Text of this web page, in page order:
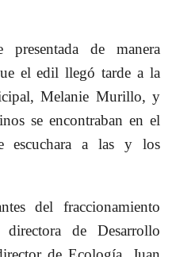
de manera
el edil llegó tarde a la
Melanie Murillo, y
se encontraban en el
escuchara a las y los
del fraccionamiento
de Desarrollo